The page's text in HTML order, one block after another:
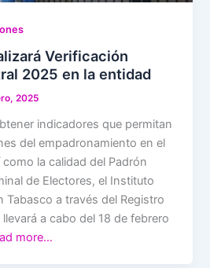
Verificación
2025 en la entidad
2025
indicadores que permitan
del empadronamiento en el
la calidad del Padrón
de Electores, el Instituto
Tabasco a través del Registro
a cabo del 18 de febrero
more…